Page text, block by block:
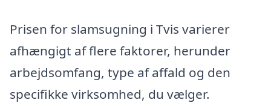
Prisen for slamsugning i Tvis varierer
afhængigt af flere faktorer, herunder
arbejdsomfang, type af affald og den
specifikke virksomhed, du vælger.